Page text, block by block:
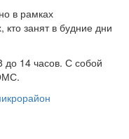
в рамках
занят в будние дни
до 14 часов. С собой